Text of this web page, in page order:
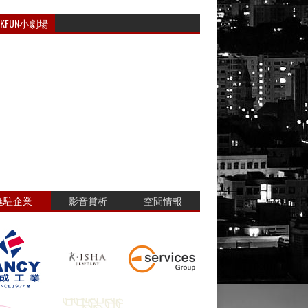
小劇場
駐企業 影音賞析 空間情報